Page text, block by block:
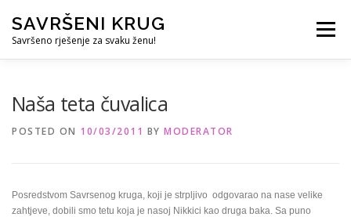
content
SAVRŠENI KRUG
Savršeno rješenje za svaku ženu!
Menu
Naša teta čuvalica
POSTED ON 10/03/2011 BY MODERATOR
Posredstvom Savrsenog kruga, koji je strpljivo odgovarao na nase velike
zahtjeve, dobili smo tetu koja je nasoj Nikkici kao druga baka. Sa puno